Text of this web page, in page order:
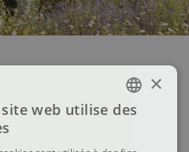
FRENCH
×
web utilise des